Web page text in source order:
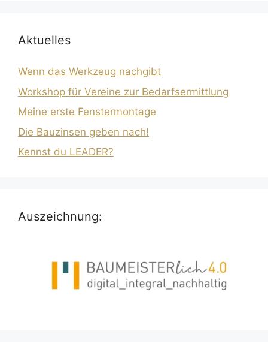
Aktuelles
Wenn das Werkzeug nachgibt
Workshop für Vereine zur Bedarfsermittlung
Meine erste Fenstermontage
Die Bauzinsen geben nach!
Kennst du LEADER?
Auszeichnung: